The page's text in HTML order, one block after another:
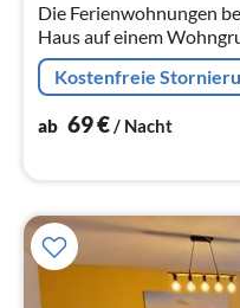
Die Ferienwohnungen
Haus auf einem
kleinen Dorf Prohn - 8
Kostenfreie
ab 69€/ Nacht